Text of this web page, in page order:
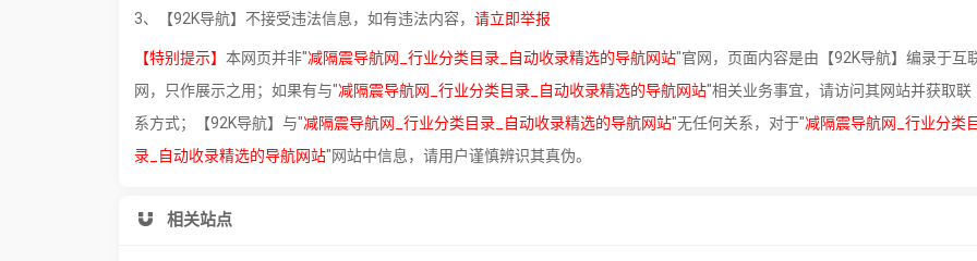
3、【92K导航】不接受违法信息，如有违法内容， 请立即举报
【特别提示】 本网页并非"减隔震导航网_行业分类目录_自动收录精选的导航网站"官网，页面内容是由【92K导航】编录于互
网，只作展示之用；如果有与"减隔震导航网_行业分类目录_自动收录精选的导航网站"相关业务事宜，请访问其网站并获取联
系方式；【92K导航】与"减隔震导航网_行业分类目录_自动收录精选的导航网站"无任何关系，对于"减隔震导航网_行业分类
录_自动收录精选的导航网站"网站中信息，请用户谨慎辨识其真伪。
相关站点